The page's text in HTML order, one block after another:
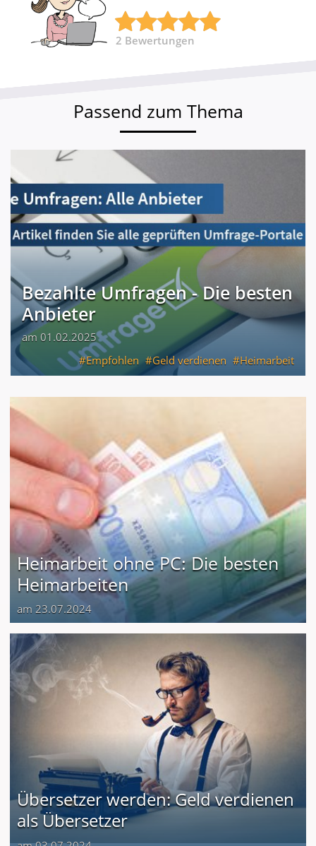
2 Bewertungen
Passend zum Thema
Bezahlte Umfragen - Die besten
Anbieter
am 01.02.2025
Empfohlen
Geld verdienen Heimarbeit
Heimarbeit ohne PC: Die besten
Heimarbeiten
am 23.07.2024
Übersetzer werden: Geld verdienen
als Übersetzer